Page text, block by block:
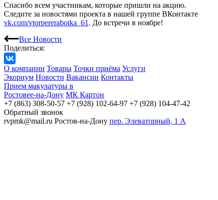
Спасибо всем участникам, которые пришли на акцию.
Следите за новостями проекта в нашей группе ВКонтакте
vk.com/vtorpererabotka_61 . До встречи в ноябре!
Все Новости
Поделиться:
О компании Товары Точки приёма Услуги
Экориум Новости Вакансии Контакты
Прием макулатуры в
Ростовее-на-Дону МК Картон
+7 (863) 308-50-57 +7 (928) 102-64-97 +7 (928) 104-47-42
Обратный звонок
rvpmk@mail.ru Ростов-на-Дону пер. Элеваторный, 1 А